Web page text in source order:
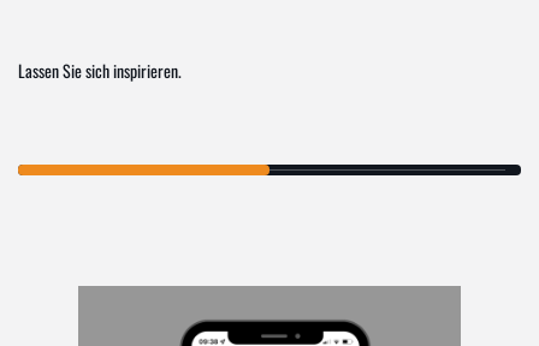
Lassen Sie sich inspirieren.